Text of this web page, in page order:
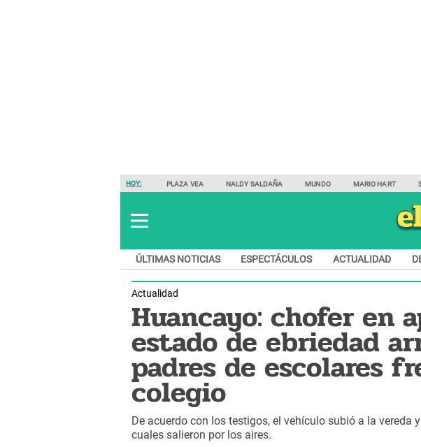
HOY: PLAZA VEA NALDY SALDAÑA MUNDO MARIO HART
ÚLTIMAS NOTICIAS ESPECTÁCULOS ACTUALIDAD
Actualidad
Huancayo: chofer en
estado de ebriedad
padres de escolares
colegio
De acuerdo con los testigos, el vehículo subió a la vereda
cuales salieron por los aires.